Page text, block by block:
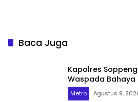
Baca Juga
Kapolres
Waspada Bahaya
Metro Agustus 9,